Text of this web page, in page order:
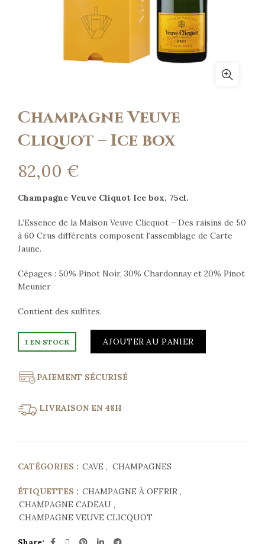
Champagne Veuve
Cliquot – Ice box
82,00 €
Champagne Veuve Cliquot Ice box, 75cl.
L’Essence de la Maison Veuve Clicquot – Des raisins de 50
à 60 Crus différents composent l’assemblage de Carte
Jaune.
Cépages : 50% Pinot Noir, 30% Chardonnay et 20% Pinot
Meunier
Contient des sulfites.
1 EN STOCK AJOUTER AU PANIER
PAIEMENT SÉCURISÉ
LIVRAISON EN 48H
CATÉGORIES : CAVE , CHAMPAGNES
ÉTIQUETTES : CHAMPAGNE À OFFRIR ,
CHAMPAGNE CADEAU ,
CHAMPAGNE VEUVE CLICQUOT